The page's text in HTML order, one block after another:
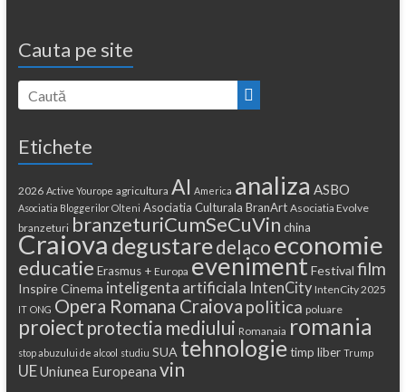
Cauta pe site
Etichete
2026 Active Yourope agricultura AI America analiza ASBO
Asociatia Bloggerilor Olteni Asociatia Culturala BranArt Asociatia Evolve
branzeturi branzeturiCumSeCuVin china
Craiova degustaredelaco economie
educatie Erasmus + Europa eveniment Festival film
Inspire Cinema inteligenta artificiala IntenCity IntenCity 2025
IT ONG Opera Romana Craiova politica poluare
proiect protectia mediului Romanaia romania
stop abuzului de alcool studiu SUA tehnologie timp liber Trump
UEUniunea Europeana vin